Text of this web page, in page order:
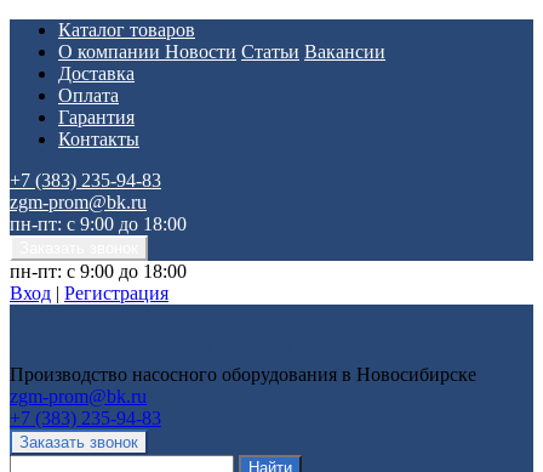
Каталог товаров
О компании Новости Статьи Вакансии
Доставка
Оплата
Гарантия
Контакты
+7 (383) 235-94-83
zgm-prom@bk.ru
пн-пт: с 9:00 до 18:00
пн-пт: с 9:00 до 18:00
Вход | Регистрация
Производство насосного оборудования в Новосибирске
zgm-prom@bk.ru
+7 (383) 235-94-83